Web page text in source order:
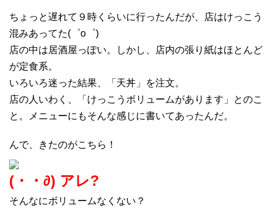
ちょっと遅れて９時くらいに行ったんだが、店はけっこう
混みあってた(゜o゜)
店の中は居酒屋っぽい。しかし、店内の張り紙はほとんど
が定食系。
いろいろ迷った結果、「天丼」を注文。
店の人いわく、「けっこうボリュームがあります」とのこ
と。メニューにもそんな感じに書いてあったんだ。
んで、きたのがこちら！
(・・∂) アレ?
そんなにボリュームなくない？